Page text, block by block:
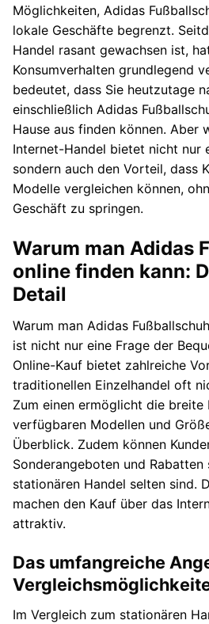
Möglichkeiten, Adidas
lokale Geschäfte begrenzt.
Handel rasant gewachsen ist,
Konsumverhalten grundlegend
bedeutet, dass Sie heutzutage
einschließlich Adidas
Hause aus finden können. Aber
Internet-Handel bietet nicht nur
sondern auch den Vorteil, dass
Modelle vergleichen können,
Geschäft zu springen.
Warum man Adidas
online finden kann:
Detail
Warum man Adidas
ist nicht nur eine Frage der
Online-Kauf bietet zahlreiche
traditionellen Einzelhandel oft
Zum einen ermöglicht die breite
verfügbaren Modellen und
Überblick. Zudem können
Sonderangeboten und Rabatten
stationären Handel selten sind.
machen den Kauf über das
attraktiv.
Das umfangreiche
Im Vergleich zum stationären